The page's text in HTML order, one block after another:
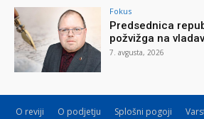
Fokus
Predsednica
požvižga na
7. avgusta, 2026
O reviji O podjetju Splošni pogoji